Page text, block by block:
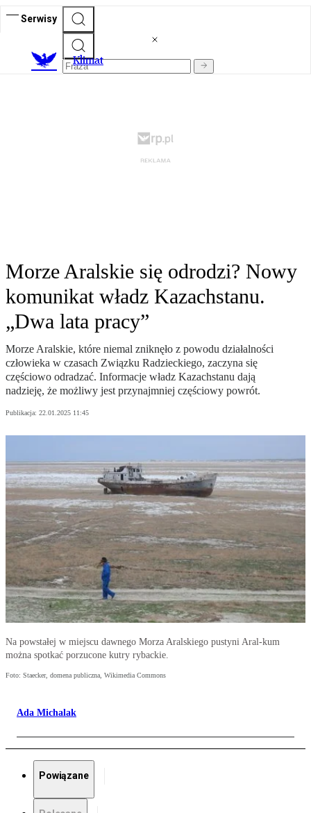
Serwisy
Klimat
Morze Aralskie się odrodzi? Nowy
komunikat władz Kazachstanu.
„Dwa lata pracy”
Morze Aralskie, które niemal zniknęło z powodu działalności
człowieka w czasach Związku Radzieckiego, zaczyna się
częściowo odradzać. Informacje władz Kazachstanu dają
nadzieję, że możliwy jest przynajmniej częściowy powrót.
Publikacja: 22.01.2025 11:45
Na powstałej w miejscu dawnego Morza Aralskiego pustyni Aral-kum
można spotkać porzucone kutry rybackie.
Foto: Staecker, domena publiczna, Wikimedia Commons
Ada Michalak
Powiązane